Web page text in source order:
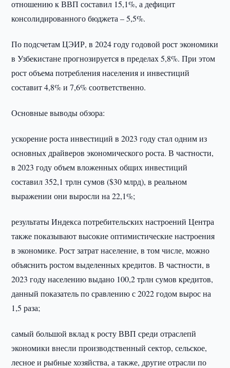
отношению к ВВП составил 15,1%, а дефицит
консолидированного бюджета – 5,5%.
По подсчетам ЦЭИР, в 2024 году годовой рост экономики
в Узбекистане прогнозируется в пределах 5,8%. При этом
рост объема потребления населения и инвестиций
составит 4,8% и 7,6% соответственно.
Основные выводы обзора:
ускорение роста инвестиций в 2023 году стал одним из
основных драйверов экономического роста. В частности,
в 2023 году объем вложенных общих инвестиций
составил 352,1 трлн сумов ($30 млрд), в реальном
выражении они выросли на 22,1%;
результаты Индекса потребительских настроений Центра
также показывают высокие оптимистические настроения
в экономике. Рост затрат население, в том числе, можно
объяснить ростом выделенных кредитов. В частности, в
2023 году населению выдано 100,2 трлн сумов кредитов,
данный показатель по сравлению с 2022 годом вырос на
1,5 раза;
самый большой вклад к росту ВВП среди отраслепй
экономики внесли производственный сектор, сельское,
лесное и рыбные хозяйства, а также, другие отрасли по